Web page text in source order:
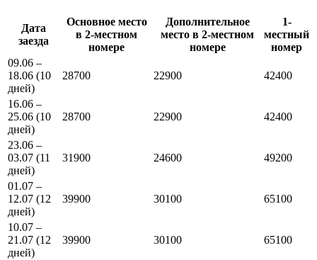
Дата
заезда
Основное место
в 2-местном
номере
Дополнительное
место в 2-местном
номере
1-
местный
номер
09.06 –
18.06 (10
дней)
28700 22900 42400
16.06 –
25.06 (10
дней)
28700 22900 42400
23.06 –
03.07 (11
дней)
31900 24600 49200
01.07 –
12.07 (12
дней)
39900 30100 65100
10.07 –
21.07 (12
дней)
39900 30100 65100